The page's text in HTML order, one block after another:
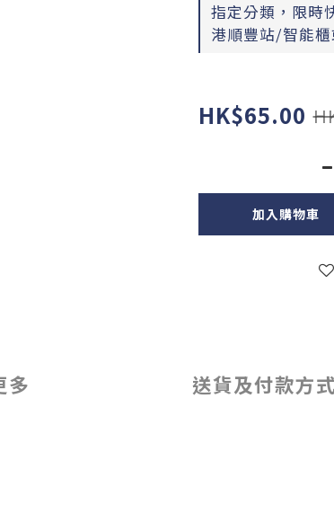
指定分類，限
港順豐站/智能
HK$65.00
加入購物車
多 送貨及付款方